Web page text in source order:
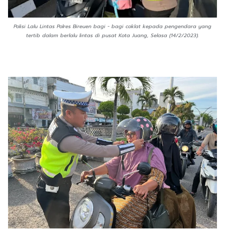
Polisi Lalu Lintas Polres Bireuen bagi - bagi coklat kepada pengendara yang
tertib dalam berlalu lintas di pusat Kota Juang, Selasa (14/2/2023).